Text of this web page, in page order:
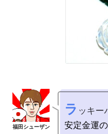
ラ ッキー
安定金運